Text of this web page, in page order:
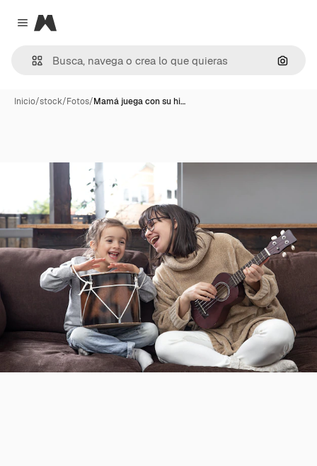
Close menu
Magnific
Inicio/stock/Fotos/Mamá juega con su hi…